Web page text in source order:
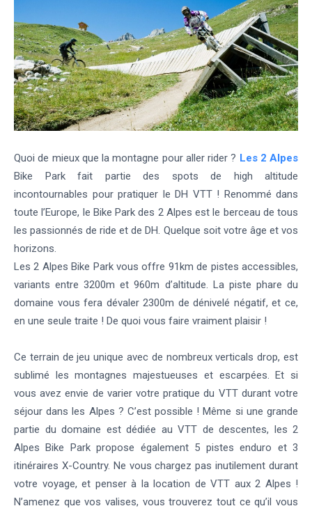
Quoi de mieux que la montagne pour aller rider ? Les 2 Alpes
Bike Park fait partie des spots de high altitude
incontournables pour pratiquer le DH VTT ! Renommé dans
toute l’Europe, le Bike Park des 2 Alpes est le berceau de tous
les passionnés de ride et de DH. Quelque soit votre âge et vos
horizons.
Les 2 Alpes Bike Park vous offre 91km de pistes accessibles,
variants entre 3200m et 960m d’altitude. La piste phare du
domaine vous fera dévaler 2300m de dénivelé négatif, et ce,
en une seule traite ! De quoi vous faire vraiment plaisir !
Ce terrain de jeu unique avec de nombreux verticals drop, est
sublimé les montagnes majestueuses et escarpées. Et si
vous avez envie de varier votre pratique du VTT durant votre
séjour dans les Alpes ? C’est possible ! Même si une grande
partie du domaine est dédiée au VTT de descentes, les 2
Alpes Bike Park propose également 5 pistes enduro et 3
itinéraires X-Country. Ne vous chargez pas inutilement durant
votre voyage, et penser à la location de VTT aux 2 Alpes !
N’amenez que vos valises, vous trouverez tout ce qu’il vous